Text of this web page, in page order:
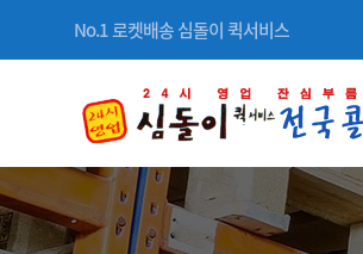
No.1 로켓배송 심돌이 퀵서비스